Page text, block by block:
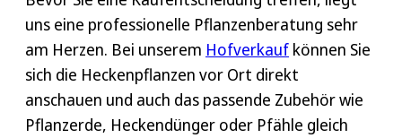
uns eine professionelle Pflanzenberatung sehr
am Herzen. Bei unserem Hofverkauf können Sie
sich die Heckenpflanzen vor Ort direkt
anschauen und auch das passende Zubehör wie
Pflanzerde, Heckendünger oder Pfähle gleich